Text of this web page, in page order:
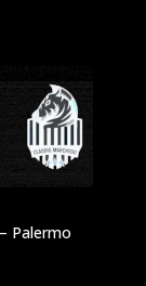
Palermo